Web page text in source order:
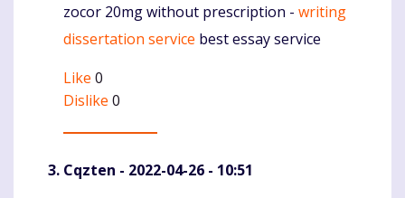
Komentaras
zocor 20mg without prescription - writing
dissertation service best essay service
Like 0
Dislike 0
Cqzten - 2022-04-26 - 10:51